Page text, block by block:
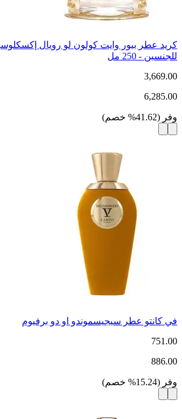
كريد عطر بيور وايت كولون لو رويال
للجنسين - 250 مل
3,669.00
6,285.00
وفر (
41.62
% خصم)
في كانتو عطر سيجيسموندو او دو برفيوم
751.00
886.00
وفر (
15.24
% خصم)